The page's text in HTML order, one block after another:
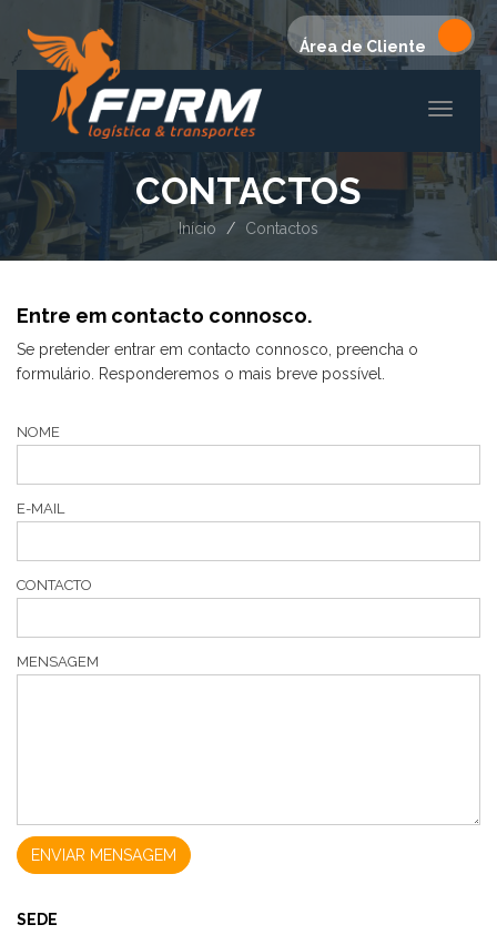
Área de Cliente
Toggle
CONTACTOS
Início Contactos
Entre em contacto connosco.
Se pretender entrar em contacto connosco, preencha o
formulário. Responderemos o mais breve possível.
NOME
E-MAIL
CONTACTO
MENSAGEM
ENVIAR MENSAGEM
SEDE